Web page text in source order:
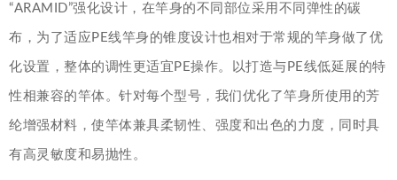
“ARAMID”强化设计，在竿身的不同部位采用不同弹性的碳
布，为了适应PE线竿身的锥度设计也相对于常规的竿身做了优
化设置，整体的调性更适宜PE操作。以打造与PE线低延展的特
性相兼容的竿体。针对每个型号，我们优化了竿身所使用的芳
纶增强材料，使竿体兼具柔韧性、强度和出色的力度，同时具
有高灵敏度和易抛性。